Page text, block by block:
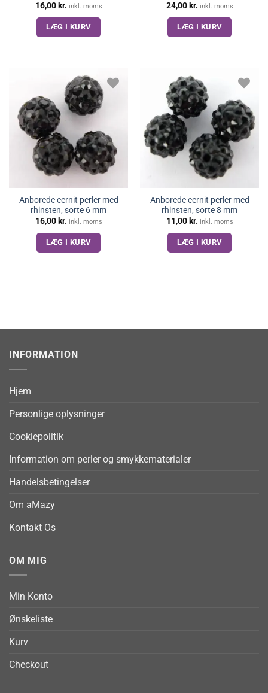
16,00 kr. inkl. moms
LÆG I KURV
24,00 kr. inkl. moms
LÆG I KURV
Anborede cernit perler med
rhinsten, sorte 6 mm
16,00 kr. inkl. moms
LÆG I KURV
Anborede cernit perler med
rhinsten, sorte 8 mm
11,00 kr. inkl. moms
LÆG I KURV
INFORMATION
Hjem
Personlige oplysninger
Cookiepolitik
Information om perler og smykkematerialer
Handelsbetingelser
Om aMazy
Kontakt Os
OM MIG
Min Konto
Ønskeliste
Kurv
Checkout